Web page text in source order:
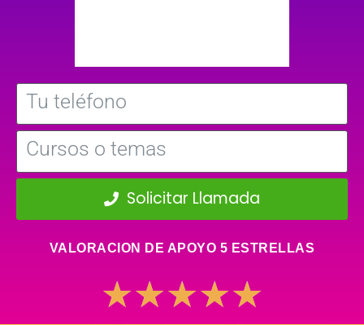
Solicitar Llamada
VALORACION DE APOYO 5 ESTRELLAS
★★★★★